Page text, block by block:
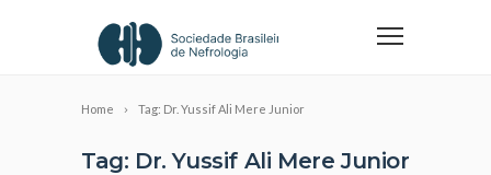
Home Tag: Dr. Yussif Ali Mere Junior
Tag: Dr. Yussif Ali Mere Junior